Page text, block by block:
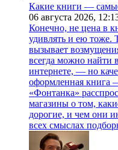
Какие книги —
06 августа 2026,
Конечно, не цена в
удивлять и ею тоже.
вызывает
всегда можно найти
интернете, — но
оформленная книга
«Фонтанка»
магазины о том,
дорогие, и чем они
всех смыслах